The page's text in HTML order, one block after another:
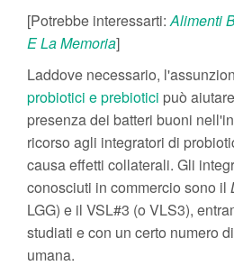
[Potrebbe interessarti: Alimenti
E La Memoria]
Laddove necessario,
probiotici e prebiotici può
presenza dei batteri buoni
ricorso agli integratori di
causa effetti collaterali. Gli
conosciuti in commercio sono il
LGG) e il VSL#3 (o VLS3),
studiati e con un certo numero
umana.